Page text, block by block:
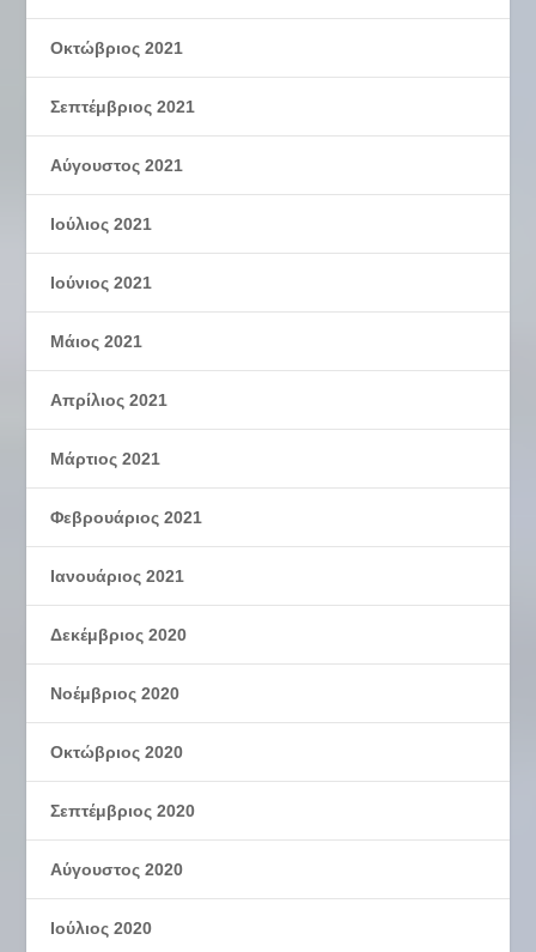
Οκτώβριος 2021
Σεπτέμβριος 2021
Αύγουστος 2021
Ιούλιος 2021
Ιούνιος 2021
Μάιος 2021
Απρίλιος 2021
Μάρτιος 2021
Φεβρουάριος 2021
Ιανουάριος 2021
Δεκέμβριος 2020
Νοέμβριος 2020
Οκτώβριος 2020
Σεπτέμβριος 2020
Αύγουστος 2020
Ιούλιος 2020